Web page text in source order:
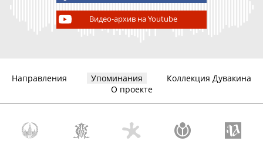
Видео-архив на Youtube
Направления Упоминания
Коллекция Дувакина
О проекте